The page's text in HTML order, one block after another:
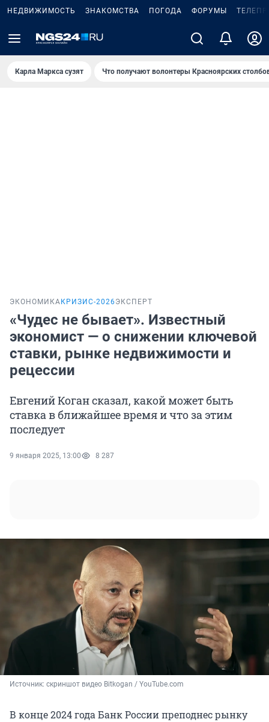
НЕДВИЖИМОСТЬ ЗНАКОМСТВА ПОГОДА ФОРУМЫ
Карла Маркса сузят Что получают волонтеры Красноярских
ЭКОНОМИКА КРИЗИС-2026ЭКСПЕРТ
«Чудес не бывает». Известный
экономист — о снижении ключевой
ставки, рынке недвижимости и
рецессии
Евгений Коган сказал, какой может быть
ставка в ближайшее время и что за этим
последует
9 января 2025, 13:00 8 287
Источник: скриншот видео Bitkogan / YouTube.com
В конце 2024 года Банк России преподнес рынку